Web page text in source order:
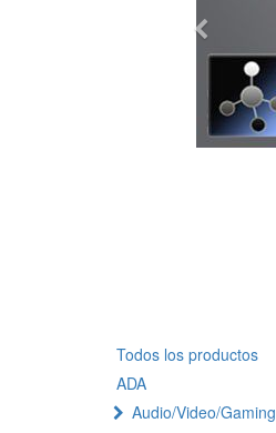
Todos los productos
ADA
Audio/Video/Gaming